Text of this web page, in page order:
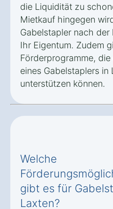
die Liquidität zu
Mietkauf hingegen
Gabelstapler nach der
Ihr Eigentum. Zudem
Förderprogramme, die
eines Gabelstaplers in
unterstützen können.
Welche
gibt es für
Laxten?